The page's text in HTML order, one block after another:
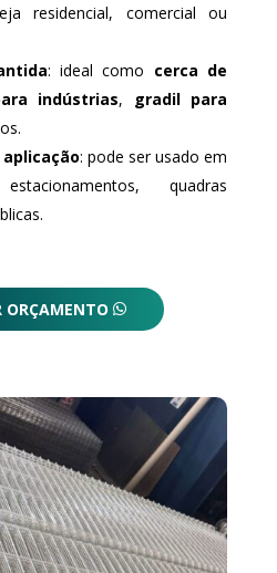
residencial, comercial ou
: ideal como cerca de
indústrias, gradil para
: pode ser usado em
quadras
ORÇAMENTO